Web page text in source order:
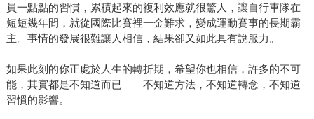
員一點點的習慣，累積起來的複利效應就很驚人，讓自行車隊在
短短幾年間，就從國際比賽裡一金難求，變成運動賽事的長期霸
主。事情的發展很難讓人相信，結果卻又如此具有說服力。
如果此刻的你正處於人生的轉折期，希望你也相信，許多的不可
能，其實都是不知道而已——不知道方法，不知道轉念，不知道
習慣的影響。